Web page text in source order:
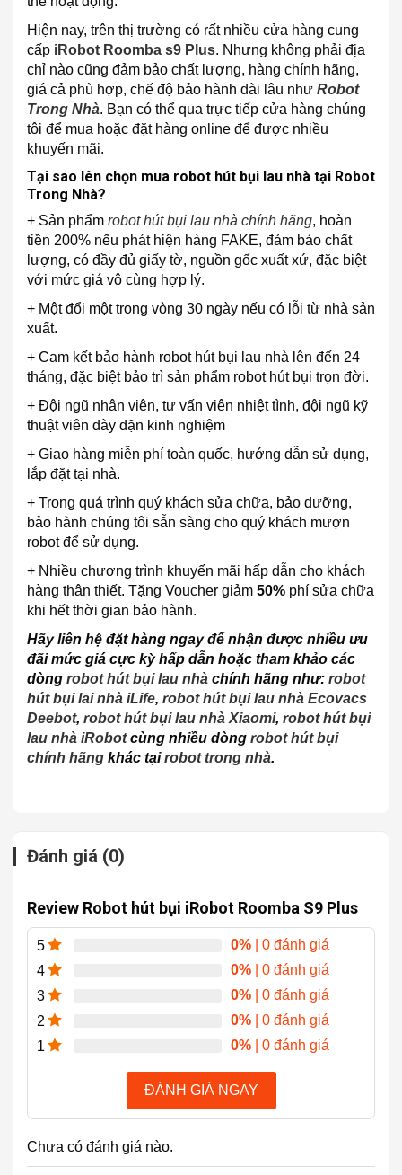
Hiện nay, trên thị trường có rất nhiều cửa hàng cung
cấp iRobot Roomba s9 Plus. Nhưng không phải địa
chỉ nào cũng đảm bảo chất lượng, hàng chính hãng,
giá cả phù hợp, chế độ bảo hành dài lâu như Robot
Trong Nhà. Bạn có thể qua trực tiếp cửa hàng chúng
tôi để mua hoặc đặt hàng online để được nhiều
khuyến mãi.
Tại sao lên chọn mua robot hút bụi lau nhà tại Robot
Trong Nhà?
+ Sản phẩm robot hút bụi lau nhà chính hãng, hoàn
tiền 200% nếu phát hiện hàng FAKE, đảm bảo chất
lượng, có đầy đủ giấy tờ, nguồn gốc xuất xứ, đặc biệt
với mức giá vô cùng hợp lý.
+ Một đổi một trong vòng 30 ngày nếu có lỗi từ nhà sản
xuất.
+ Cam kết bảo hành robot hút bụi lau nhà lên đến 24
tháng, đặc biệt bảo trì sản phẩm robot hút bụi trọn đời.
+ Đội ngũ nhân viên, tư vấn viên nhiệt tình, đội ngũ kỹ
thuật viên dày dặn kinh nghiệm
+ Giao hàng miễn phí toàn quốc, hướng dẫn sử dụng,
lắp đặt tại nhà.
+ Trong quá trình quý khách sửa chữa, bảo dưỡng,
bảo hành chúng tôi sẵn sàng cho quý khách mượn
robot để sử dụng.
+ Nhiều chương trình khuyến mãi hấp dẫn cho khách
hàng thân thiết. Tặng Voucher giảm 50% phí sửa chữa
khi hết thời gian bảo hành.
Hãy liên hệ đặt hàng ngay để nhận được nhiều ưu
đãi mức giá cực kỳ hấp dẫn hoặc tham khảo các
dòng robot hút bụi lau nhà chính hãng như: robot
hút bụi lai nhà iLife, robot hút bụi lau nhà Ecovacs
Deebot, robot hút bụi lau nhà Xiaomi, robot hút bụi
lau nhà iRobotcùng nhiều dòng robot hút bụi
chính hãng khác tạirobot trong nhà.
Đánh giá (0)
Review Robot hút bụi iRobot Roomba S9 Plus
5 0% | 0 đánh giá
4
0% | 0 đánh giá
3
0% | 0 đánh giá
2
0% | 0 đánh giá
1
0% | 0 đánh giá
ĐÁNH GIÁ NGAY
Chưa có đánh giá nào.